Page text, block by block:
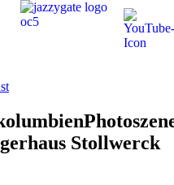
Stollwerck